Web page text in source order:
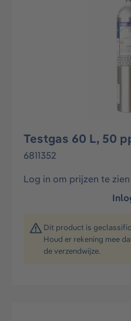
Testgas 60 L, 50
6811352
Log in om prijzen te zien
Dit product is
Houd er rekening mee
de verzendwijze.